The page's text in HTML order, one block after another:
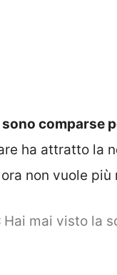
comparse
ha attratto la
non vuole più
Hai mai visto la